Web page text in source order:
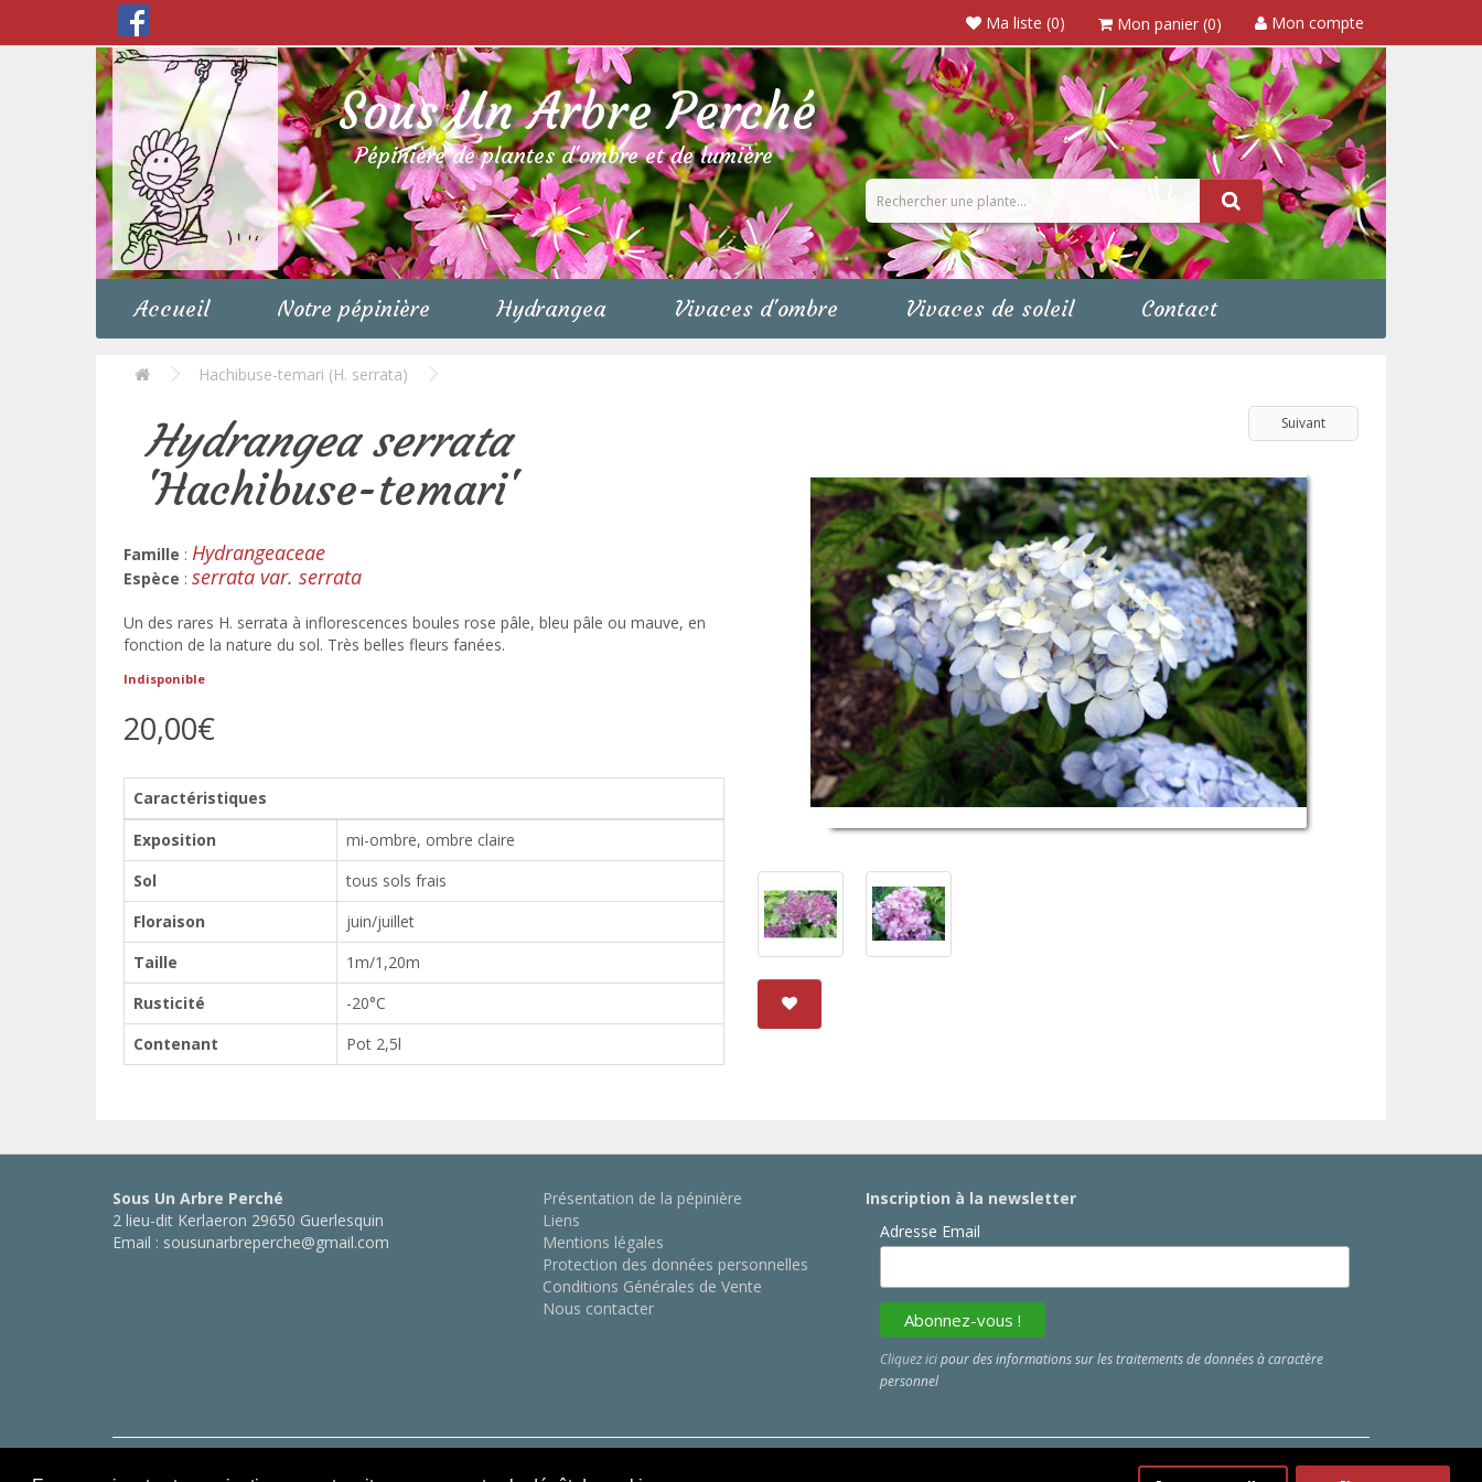
Ma liste (0) Mon panier (0) Mon compte
Sous Un Arbre Perché
Pépinière de plantes d'ombre et de lumière
Accueil Notre pépinière Hydrangea Vivaces d'ombre Vivaces de soleil Contact
Hachibuse-temari (H. serrata)
Hydrangea serrata
'Hachibuse-temari'
Famille : Hydrangeaceae
Espèce : serrata var. serrata
Un des rares H. serrata à inflorescences boules rose pâle, bleu pâle ou mauve, en
fonction de la nature du sol. Très belles fleurs fanées.
Indisponible
20,00€
Caractéristiques
Exposition
mi-ombre, ombre claire
Sol
tous sols frais
Floraison
juin/juillet
Taille
1m/1,20m
Rusticité
-20°C
Contenant
Pot 2,5l
Suivant
Sous Un Arbre Perché
2 lieu-dit Kerlaeron 29650 Guerlesquin
Email : sousunarbreperche@gmail.com
Présentation de la pépinière
Liens
Mentions légales
Protection des données personnelles
Conditions Générales de Vente
Nous contacter
Inscription à la newsletter
Adresse Email
Cliquez icipour des informations sur les traitements de données à caractère
personnel